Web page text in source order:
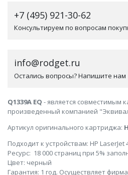
+7 (495) 921-30-62
Консультируем по вопросам
info@rodget.ru
Остались вопросы? Напишите нам
Q1339A EQ - является совместимым
произведенный компанией
Артикул оригинального картриджа:
Подходит к устройствам: HP LaserJet
Ресурс: 18 000 страниц при 5%
Цвет: черный
Гарантия: 1 год. Осуществляет